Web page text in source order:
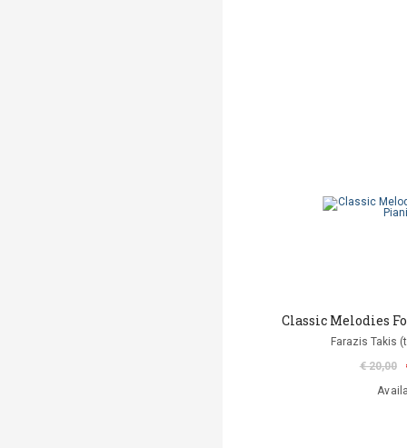
Classic Melodies
Farazis Takis
€ 20,00